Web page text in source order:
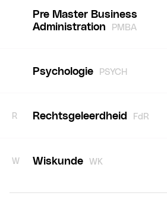
Pre Master Business
Administration
PMBA
Psychologie PSYCH
R Rechtsgeleerdheid FdR
W Wiskunde WK